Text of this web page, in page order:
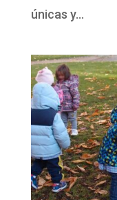
únicas y...